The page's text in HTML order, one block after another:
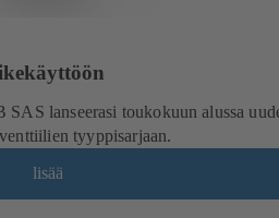
lanseerasi toukokuun alussa
tyyppisarjaan.
lisää